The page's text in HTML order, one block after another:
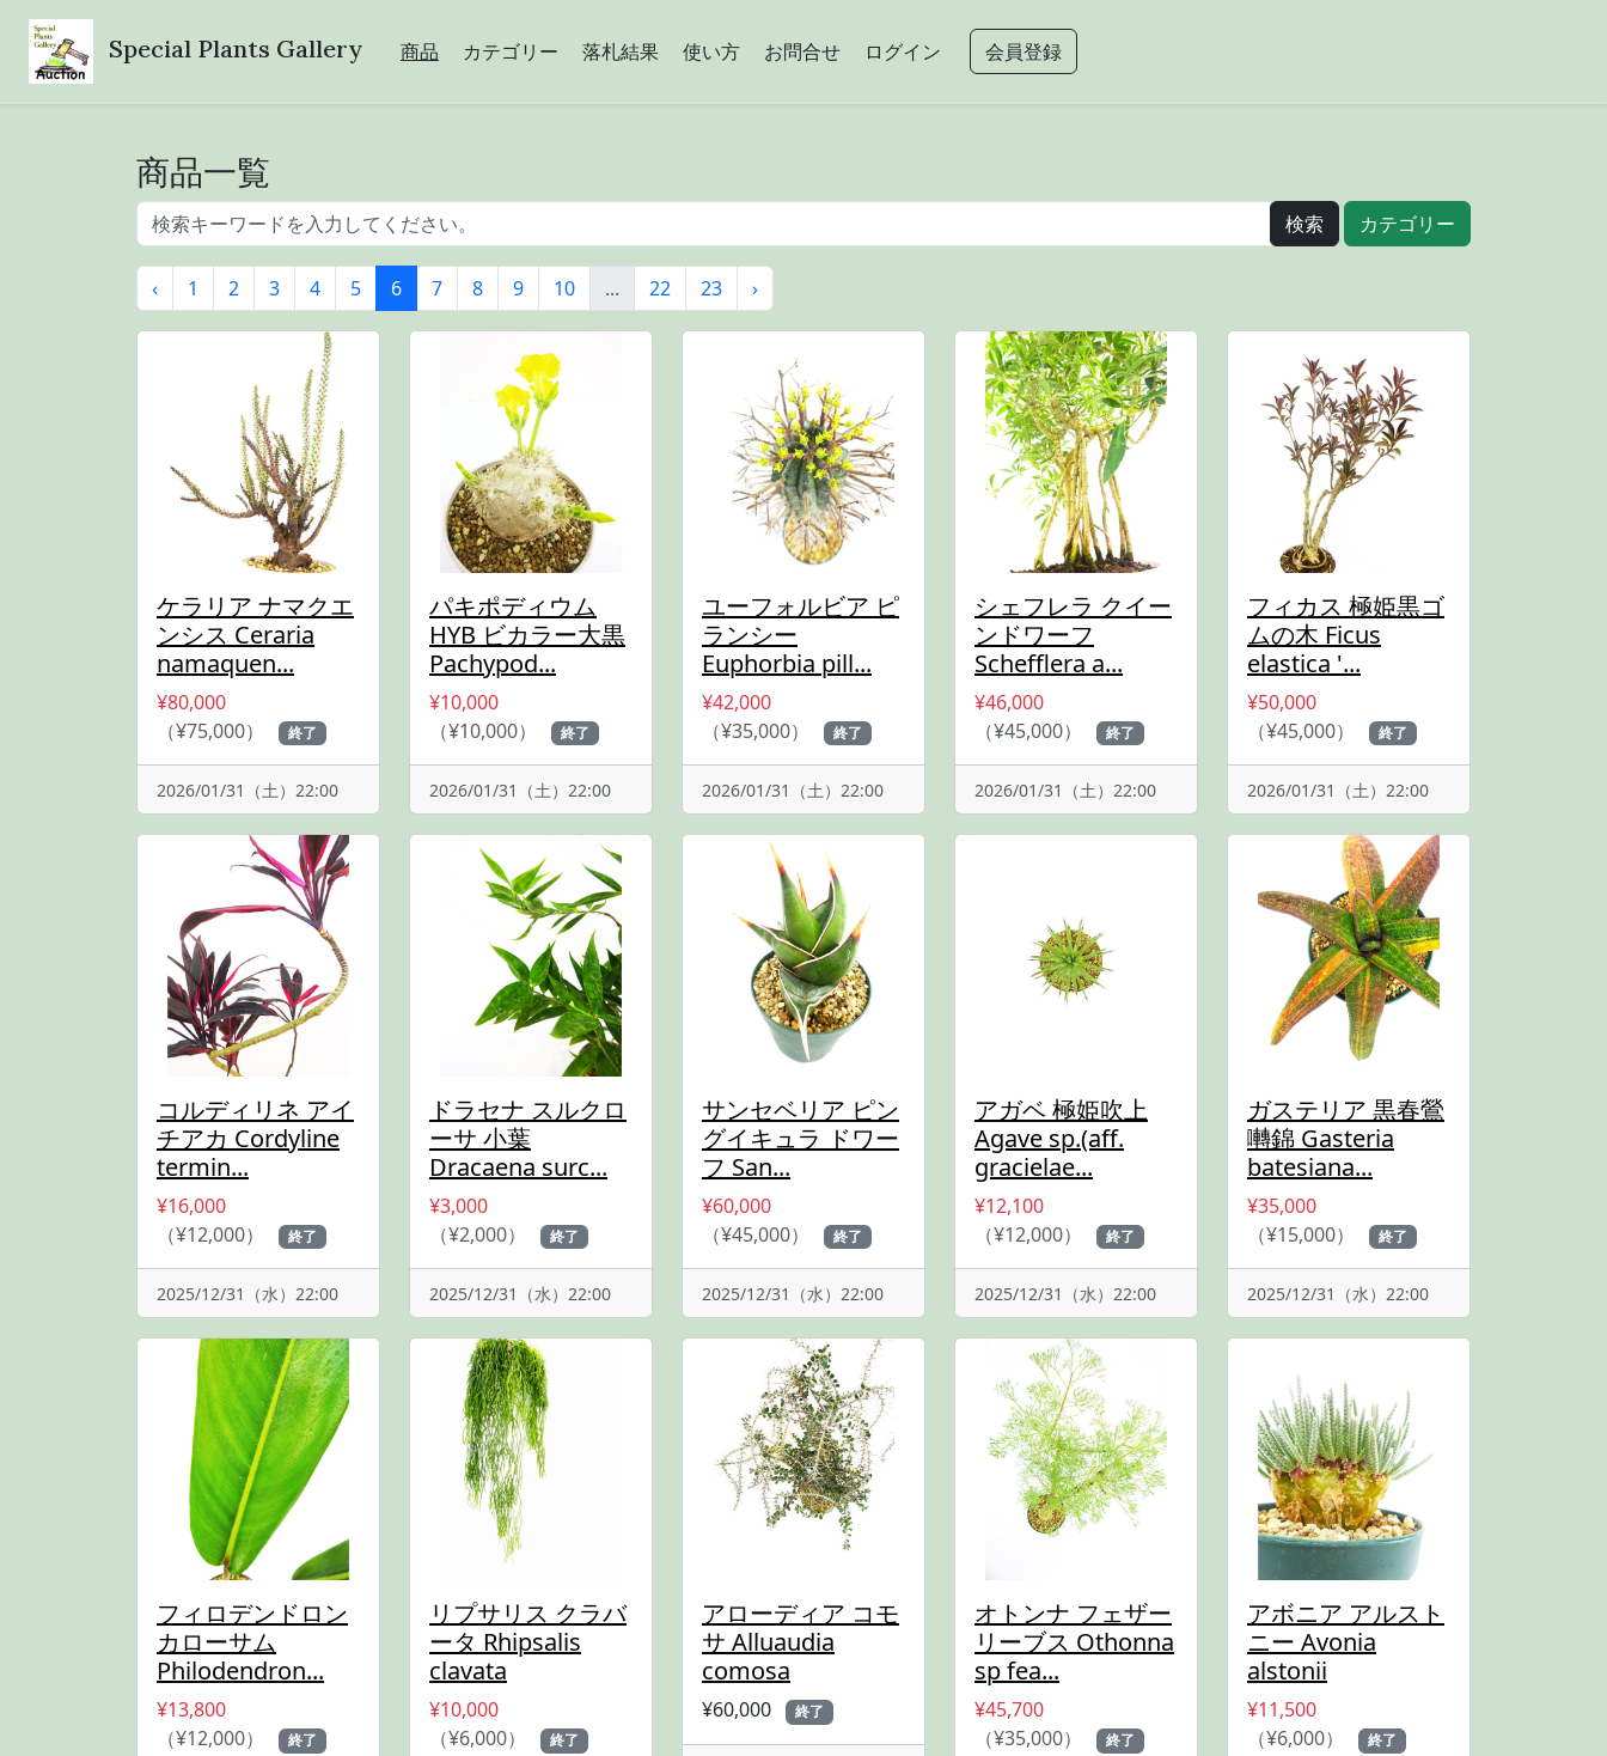
Special Plants Gallery 商品 カテゴリー 落札結果 使い方 お問合せ ログイン 会員登録
商品一覧
カテゴリー
‹ 1 2 3 4 5 6 7 8 9 10 ... 22 23 ›
ケラリア ナマクエ
ンシス Ceraria
namaquen...
¥80,000
（¥75,000）
終了
2026/01/31（土）22:00
パキポディウム
HYB ビカラー大黒
Pachypod...
¥10,000
（¥10,000）
終了
2026/01/31（土）22:00
ユーフォルビア ピ
ランシー
Euphorbia pill...
¥42,000
（¥35,000）
終了
2026/01/31（土）22:00
シェフレラ クイー
ンドワーフ
Schefflera a...
¥46,000
（¥45,000）
終了
2026/01/31（土）22:00
フィカス 極姫黒ゴ
ムの木 Ficus
elastica '...
¥50,000
（¥45,000）
終了
2026/01/31（土）22:00
コルディリネ アイ
チアカ Cordyline
termin...
¥16,000
（¥12,000）
終了
2025/12/31（水）22:00
ドラセナ スルクロ
ーサ 小葉
Dracaena surc...
¥3,000
（¥2,000）
終了
2025/12/31（水）22:00
サンセベリア ピン
グイキュラ ドワー
フ San...
¥60,000
（¥45,000）
終了
2025/12/31（水）22:00
アガベ 極姫吹上
Agave sp.(aff.
gracielae...
¥12,100
（¥12,000）
終了
2025/12/31（水）22:00
ガステリア 黒春鶯
囀錦 Gasteria
batesiana...
¥35,000
（¥15,000）
終了
2025/12/31（水）22:00
フィロデンドロン
カローサム
Philodendron...
¥13,800
（¥12,000）
終了
リプサリス クラバ
ータ Rhipsalis
clavata
¥10,000
（¥6,000）
終了
アローディア コモ
サ Alluaudia
comosa
¥60,000 終了
オトンナ フェザー
リーブス Othonna
sp fea...
¥45,700
（¥35,000）
終了
アボニア アルスト
ニー Avonia
alstonii
¥11,500
（¥6,000）
終了